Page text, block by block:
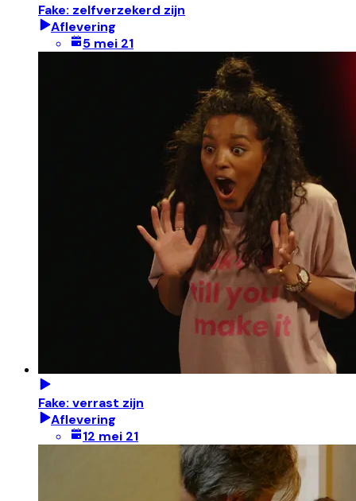
Fake: zelfverzekerd zijn
Aflevering
5 mei 21
Fake: verrast zijn
Aflevering
12 mei 21